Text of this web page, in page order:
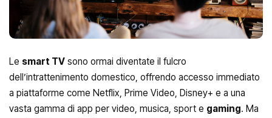
Le smart TV sono ormai diventate il fulcro
dell’intrattenimento domestico, offrendo accesso immediato
a piattaforme come Netflix, Prime Video, Disney+ e a una
vasta gamma di app per video, musica, sport e gaming. Ma